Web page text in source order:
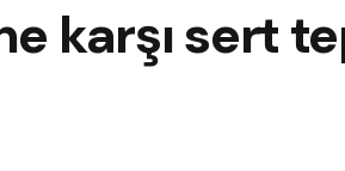
karşı sert